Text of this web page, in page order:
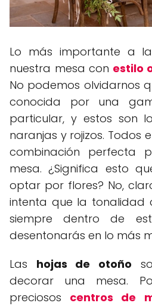
Lo más importante a
nuestra mesa con estilo
No podemos olvidarnos
conocida por una
particular, y estos son
naranjas y rojizos. Todos
combinación perfecta
mesa. ¿Significa esto
optar por flores? No,
intenta que la tonalidad
siempre dentro de
desentonarás en lo más
Las hojas de otoño
decorar una mesa.
preciosos centros de